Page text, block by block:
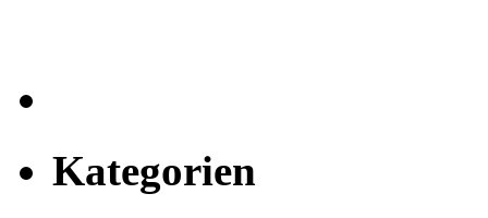
Kategorien